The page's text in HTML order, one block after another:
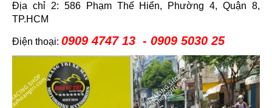
Địa chỉ 2: 586 Phạm Thế Hiển, Phường 4, Quận 8,
TP.HCM
Điện thoại: 0909 4747 13 - 0909 5030 25